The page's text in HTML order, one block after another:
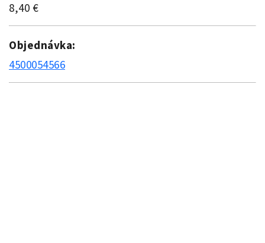
8,40 €
Objednávka:
4500054566